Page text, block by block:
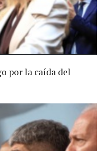
por la caída del